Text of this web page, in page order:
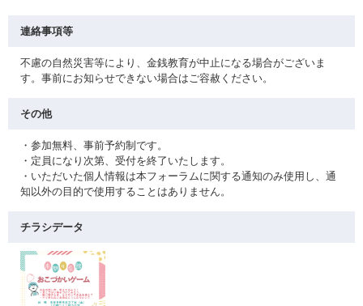
連絡事項等
不慮の自然災害等により、金銭教育が中止になる場合がございま
す。事前にお知らせできない場合はご容赦ください。
その他
・参加無料、事前予約制です。
・定員になり次第、受付を終了いたします。
・いただいた個人情報は本フォーラムに関する通知のみ使用し、通
知以外の目的で使用することはありません。
チラシデータ